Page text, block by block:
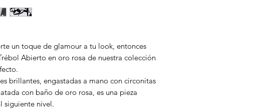
un toque de glamour a tu look, entonces
Abierto en oro rosa de nuestra colección
brillantes, engastadas a mano con circonitas
con baño de oro rosa, es una pieza
siguiente nivel.